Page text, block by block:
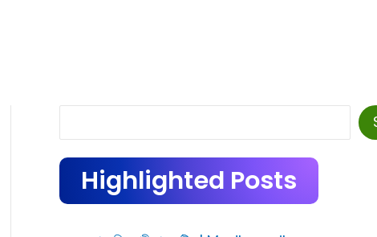
Highlighted Posts